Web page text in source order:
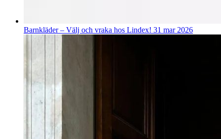
Barnkläder – Välj och vraka hos Lindex! 31 mar 2026